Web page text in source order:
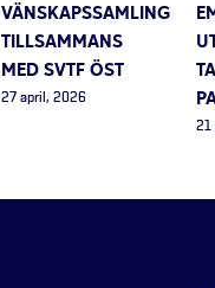
VÄNSKAPSSAMLING
TILLSAMMANS
MED SVTF ÖST
27 april, 2026
21